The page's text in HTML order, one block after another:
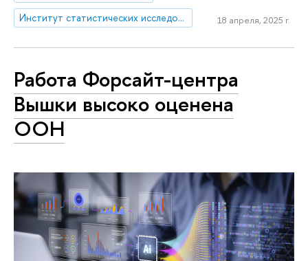
Институт статистических исследований и экономики знаний
18 апреля, 2025 г.
Работа Форсайт-центра
Вышки высоко оценена
ООН